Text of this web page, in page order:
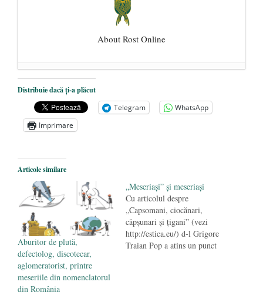
About Rost Online
Dezvăluiri cutremurătoare despre
președintele Ucrainei, Volodymyr
Zelensky
- 13 mai 2026
Statul care servește Națiunea
Legea Vexler produce efecte. Bustul
poetului Octavian Goga, înlăturat din Iași
- 16 aprilie 2026
Distribuie dacă ți-a plăcut
Telegram
WhatsApp
Imprimare
Articole similare
Aburitor de plută,
defectolog, discotecar,
aglomeratorist, printre
meseriile din nomenclatorul
din România
„Meseriaşi” şi meseriaşi
Cu articolul despre
„Capsomani, ciocănari,
căpşunari şi ţigani” (vezi
http://estica.eu/) d-l Grigore
Traian Pop a atins un punct